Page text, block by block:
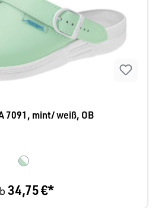
7091, mint/ weiß, OB
34,75 €*